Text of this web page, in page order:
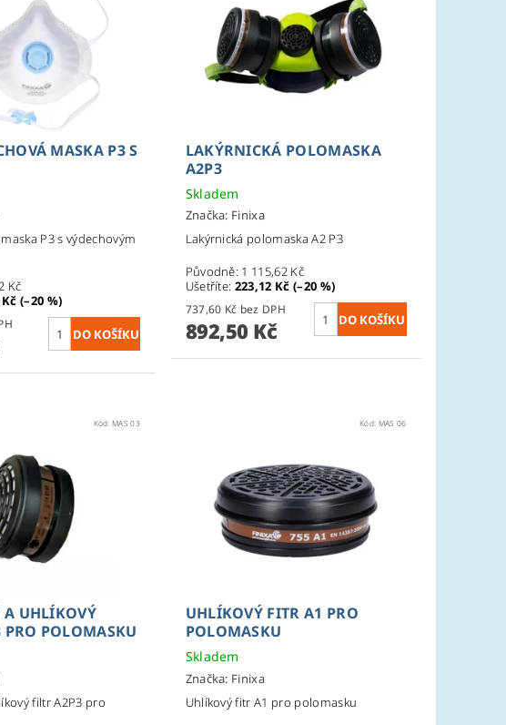
MASKA ​​P3 S
​​P3 s výdechovým
Kč
(–20 %)
LAKÝRNICKÁ POLOMASKA
A2P3
Skladem
Značka: Finixa
Lakýrnická polomaska A2 P3
Původně: 1 115,62 Kč
Ušetříte: 223,12 Kč (–20 %)
737,60 Kč bez DPH
892,50 Kč
Kód:MAS 03
A UHLÍKOVÝ
PRO POLOMASKU
filtr A2P3 pro
Kód: MAS 06
UHLÍKOVÝ FITR A1 PRO
POLOMASKU
Skladem
Značka: Finixa
Uhlíkový fitr A1 pro polomasku